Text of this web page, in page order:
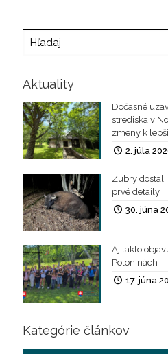
Aktuality
Dočasné
strediska v
zmeny k
2. júla
Zubry
prvé detaily
30. júna
Aj takto
Poloninách
17. júna
Kategórie článkov